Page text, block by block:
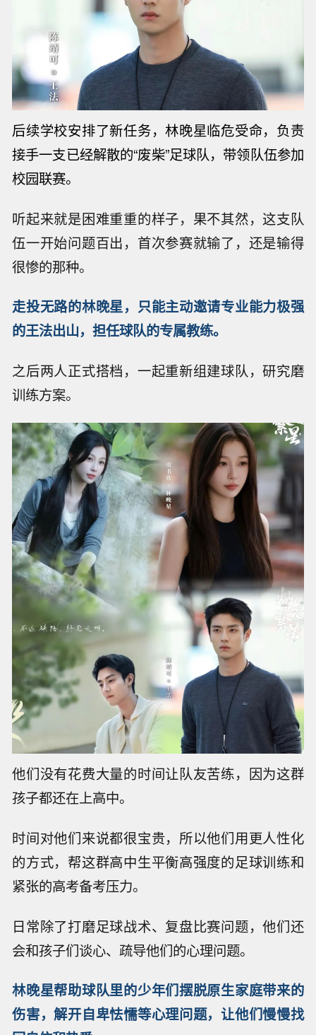
后续学校安排了新任务，林晚星临危受命，负责
接手一支已经解散的“废柴”足球队，带领队伍参加
校园联赛。
听起来就是困难重重的样子，果不其然，这支队
伍一开始问题百出，首次参赛就输了，还是输得
很惨的那种。
走投无路的林晚星，只能主动邀请专业能力极强
的王法出山，担任球队的专属教练。
之后两人正式搭档，一起重新组建球队，研究磨
训练方案。
他们没有花费大量的时间让队友苦练，因为这群
孩子都还在上高中。
时间对他们来说都很宝贵，所以他们用更人性化
的方式，帮这群高中生平衡高强度的足球训练和
紧张的高考备考压力。
日常除了打磨足球战术、复盘比赛问题，他们还
会和孩子们谈心、疏导他们的心理问题。
林晚星帮助球队里的少年们摆脱原生家庭带来的
伤害，解开自卑怯懦等心理问题，让他们慢慢找